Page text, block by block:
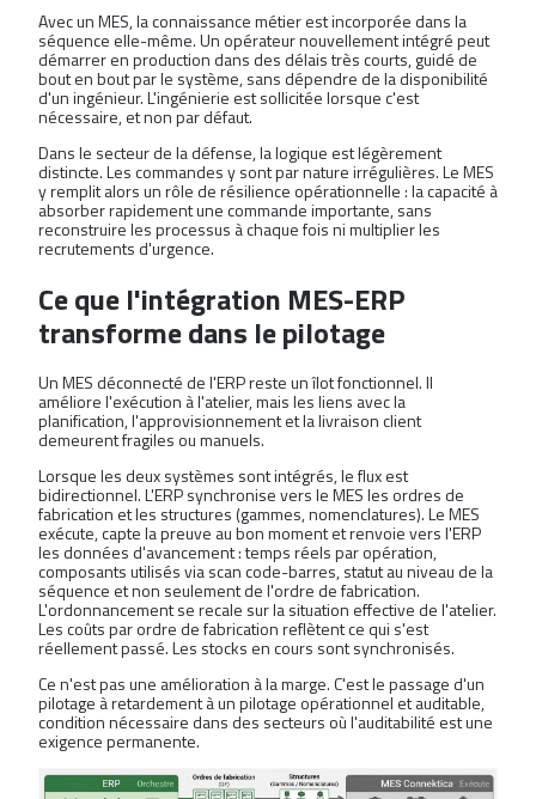
Avec un MES, la connaissance métier est incorporée dans la
séquence elle-même. Un opérateur nouvellement intégré peut
démarrer en production dans des délais très courts, guidé de
bout en bout par le système, sans dépendre de la disponibilité
d'un ingénieur. L'ingénierie est sollicitée lorsque c'est
nécessaire, et non par défaut.
Dans le secteur de la défense, la logique est légèrement
distincte. Les commandes y sont par nature irrégulières. Le MES
y remplit alors un rôle de résilience opérationnelle : la capacité à
absorber rapidement une commande importante, sans
reconstruire les processus à chaque fois ni multiplier les
recrutements d'urgence.
Ce que l'intégration MES-ERP
transforme dans le pilotage
Un MES déconnecté de l'ERP reste un îlot fonctionnel. Il
améliore l'exécution à l'atelier, mais les liens avec la
planification, l'approvisionnement et la livraison client
demeurent fragiles ou manuels.
Lorsque les deux systèmes sont intégrés, le flux est
bidirectionnel. L'ERP synchronise vers le MES les ordres de
fabrication et les structures (gammes, nomenclatures). Le MES
exécute, capte la preuve au bon moment et renvoie vers l'ERP
les données d'avancement : temps réels par opération,
composants utilisés via scan code-barres, statut au niveau de la
séquence et non seulement de l'ordre de fabrication.
L'ordonnancement se recale sur la situation effective de l'atelier.
Les coûts par ordre de fabrication reflètent ce qui s'est
réellement passé. Les stocks en cours sont synchronisés.
Ce n'est pas une amélioration à la marge. C'est le passage d'un
pilotage à retardement à un pilotage opérationnel et auditable,
condition nécessaire dans des secteurs où l'auditabilité est une
exigence permanente.